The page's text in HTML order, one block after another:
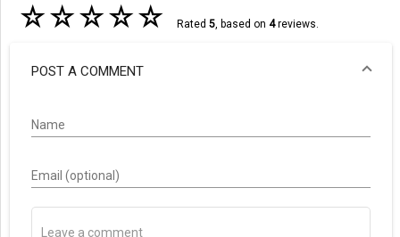
☆☆☆☆☆ Rated 5, based on 4reviews.
POST A COMMENT
Name
Email (optional)